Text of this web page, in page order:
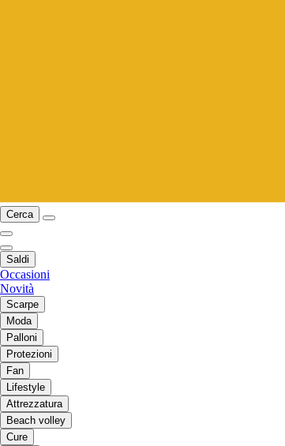
Cerca
Saldi
Occasioni
Novità
Scarpe
Moda
Palloni
Protezioni
Fan
Lifestyle
Attrezzatura
Beach volley
Cure